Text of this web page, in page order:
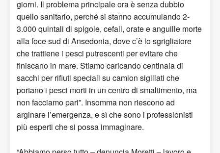
giorni. Il problema principale ora è senza dubbio
quello sanitario, perché si stanno accumulando 2-
3.000 quintali di spigole, cefali, orate e anguille morte
alla foce sud di Ansedonia, dove c’è lo sgrigliatore
che trattiene i pesci putrescenti per evitare che
finiscano in mare. Stiamo caricando centinaia di
sacchi per rifiuti speciali su camion sigillati che
portano i pesci morti in un centro di smaltimento, ma
non facciamo pari”. Insomma non riescono ad
arginare l’emergenza, e sì che sono i professionisti
più esperti che si possa immaginare.